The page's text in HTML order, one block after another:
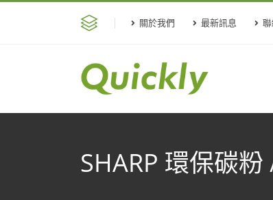
關於我們 最新訊息
SHARP 環保碳